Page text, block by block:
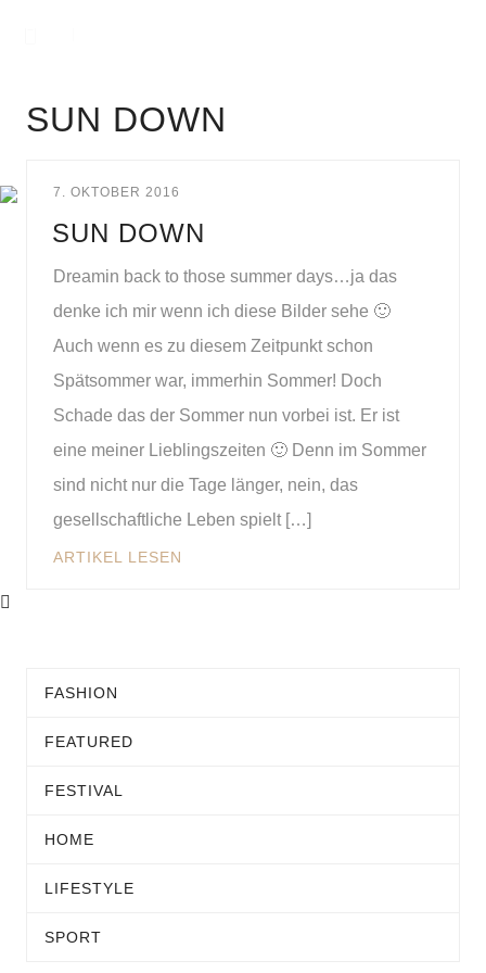
SUN DOWN
7. OKTOBER 2016
SUN DOWN
Dreamin back to those summer days…ja das
denke ich mir wenn ich diese Bilder sehe 🙂
Auch wenn es zu diesem Zeitpunkt schon
Spätsommer war, immerhin Sommer! Doch
Schade das der Sommer nun vorbei ist. Er ist
eine meiner Lieblingszeiten 🙂 Denn im Sommer
sind nicht nur die Tage länger, nein, das
gesellschaftliche Leben spielt […]
ARTIKEL LESEN
FASHION
FEATURED
FESTIVAL
HOME
LIFESTYLE
SPORT